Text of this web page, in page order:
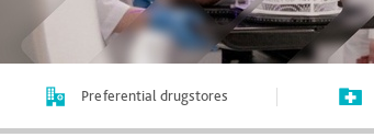
Preferential drugstores